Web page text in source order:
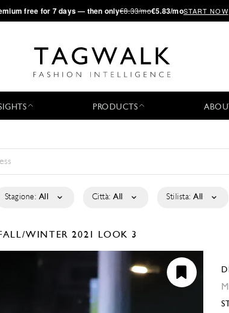
free for 7 days — then only€8.33/mo€5.83/moSTART NOW
PRODUCTS
Stagione: All Città: All Stilista: All
WINTER 2021 LOOK 3